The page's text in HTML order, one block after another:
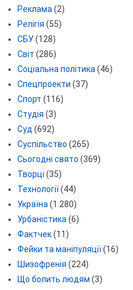
Реклама (2)
Релігія (55)
СБУ(128)
Світ (286)
Соціальна політика (46)
Спецпроекти (37)
Спорт (116)
Студія (3)
Суд (692)
Суспільство (265)
Сьогодні свято (369)
Творці (35)
Технології(44)
Україна (1 280)
Урбаністика (6)
Фактчек(11)
Фейки та маніпуляції(16)
Шизофренія (224)
Що болить людям (3)